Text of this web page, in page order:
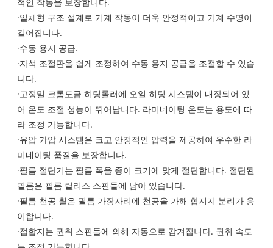
·일체형 구조 설계로 기계 작동이 더욱 안정적이고 기계 수명이
길어집니다.
·수동 용지 공급.
·자석 조절판을 쉽게 조정하여 수동 용지 공급을 조절할 수 있습
니다.
·고정밀 크롬도금 히팅롤러에 오일 히팅 시스템이 내장되어 있
어 온도 조절 성능이 뛰어납니다. 라미네이팅 온도는 용도에 따
라 조정 가능합니다.
·유압 가압 시스템은 크고 안정적인 압력을 제공하여 우수한 라
미네이팅 품질을 보장합니다.
·필름 절단기는 필름 폭을 종이 크기에 맞게 절단합니다. 절단된
필름은 필름 릴리스 스핀들에 남아 있습니다.
·필름 천공 휠은 필름 가장자리에 천공을 가해 합지지 분리가 용
이합니다.
·접합지는 권취 스핀들에 의해 자동으로 감겨집니다. 권취 속도